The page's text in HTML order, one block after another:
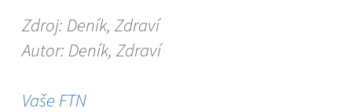
Zdroj: Deník, Zdraví
Autor: Deník, Zdraví
Vaše FTN